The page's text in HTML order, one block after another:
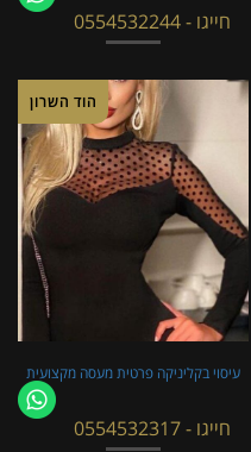
חייגו - 0554532244
הוד השרון
עיסוי בקליניקה פרטית מעסה מקצועית
חייגו - 0554532317